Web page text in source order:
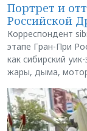
Портрет и
Российской
Корреспондент
этапе Гран-При
как сибирский
жары, дыма,